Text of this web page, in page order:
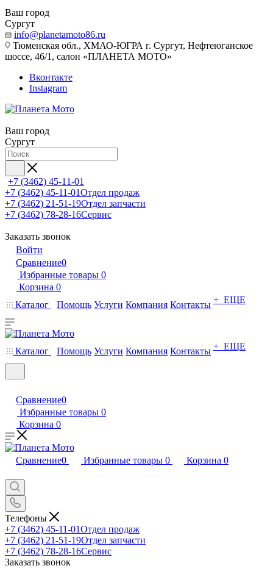
Ваш город
Сургут
info@planetamoto86.ru
Тюменская обл., ХМАО-ЮГРА г. Сургут, Нефтеюганское
шоссе, 46/1, салон «ПЛАНЕТА МОТО»
Вконтакте
Instagram
Ваш город
Сургут
+7 (3462) 45-11-01
+7 (3462) 45-11-01Отдел продаж
+7 (3462) 21-51-19Отдел запчасти
+7 (3462) 78-28-16Сервис
Заказать звонок
Войти
Сравнение0
Избранные товары 0
Корзина 0
Каталог
Помощь Услуги Компания Контакты + ЕЩЕ
Каталог Помощь Услуги Компания Контакты + ЕЩЕ
Сравнение0
Избранные товары 0
Корзина 0
Сравнение0 Избранные товары 0 Корзина 0
Телефоны
+7 (3462) 45-11-01Отдел продаж
+7 (3462) 21-51-19Отдел запчасти
+7 (3462) 78-28-16Сервис
Заказать звонок